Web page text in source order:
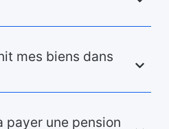
mes biens dans
payer une pension